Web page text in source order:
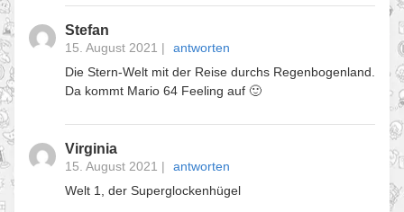
Stefan
15. August 2021 |
antworten
Die Stern-Welt mit der Reise durchs Regenbogenland.
Da kommt Mario 64 Feeling auf 🙂
Virginia
15. August 2021 |
antworten
Welt 1, der Superglockenhügel